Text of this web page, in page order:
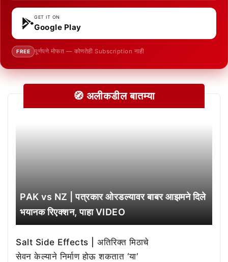
GET IT ON
Google Play
FREE पूर्णपणे मोफत — कोणतेही Subscription नाही
🧭 अलीकडील बातम्या
PAK vs NZ | पत्रकार ओरडल्यावर बाबर आझमने दिले
भयानक रिएक्शन, पाहा VIDEO
Salt Side Effects | अतिरिक्त मिठाचे
सेवन केल्याने निर्माण होऊ शकतात ‘या’